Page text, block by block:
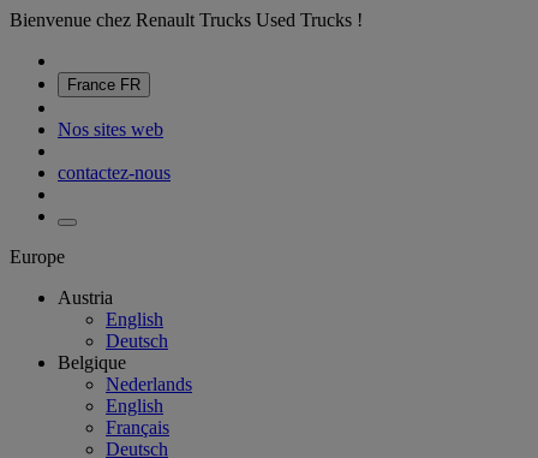
Bienvenue chez Renault Trucks Used Trucks !
France FR
Nos sites web
contactez-nous
Europe
Austria
English
Deutsch
Belgique
Nederlands
English
Français
Deutsch